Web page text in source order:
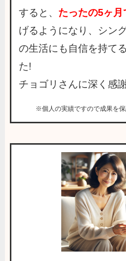
すると、 たったの5ヶ月
げるようになり、シン
の生活にも自信を持て
た!
チョゴリさんに深く感
※個人の実績ですので成果を